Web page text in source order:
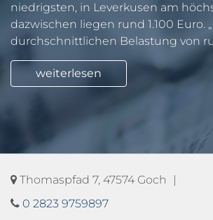
niedrigsten, in Leverkusen am
dazwischen liegen rund 1.100 Euro.
durchschnittlichen Belastung von
weiterlesen
Thomaspfad 7, 47574 Goch
0 2823 9759897